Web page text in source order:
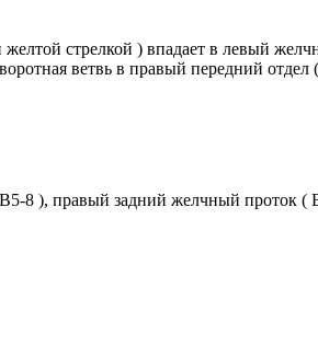
стрелкой ) впадает в левый
ветвь в правый передний отдел
8 ), правый задний желчный проток